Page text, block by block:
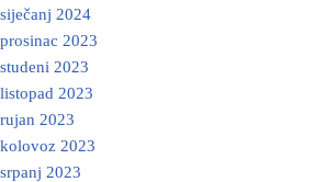
siječanj 2024
prosinac 2023
studeni 2023
listopad 2023
rujan 2023
kolovoz 2023
srpanj 2023